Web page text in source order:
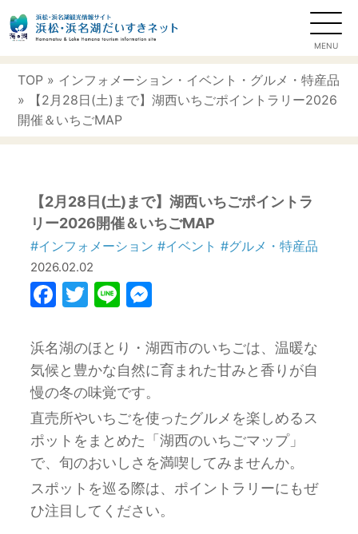
TOP » インフォメーション ・ イベント ・ グルメ・特産品
» 【2月28日(土)まで】湖西いちごポイントラリー2026
開催＆いちごMAP
【2月28日(土)まで】湖西いちごポイントラ
リー2026開催＆いちごMAP
#インフォメーション #イベント #グルメ・特産品
2026.02.02
Facebook
Twitter
Line
浜名湖のほとり・湖西市のいちごは、温暖な
気候と豊かな自然に育まれた甘みと香りが自
慢の冬の味覚です。
直売所やいちごを使ったグルメを楽しめるス
ポットをまとめた「湖西のいちごマップ」
で、旬のおいしさを満喫してみませんか。
スポットを巡る際は、ポイントラリーにもぜ
ひ注目してください。